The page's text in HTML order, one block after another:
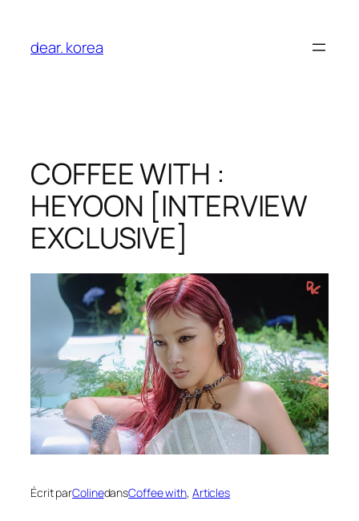
contenu
dear. korea
COFFEE WITH :
HEYOON [INTERVIEW
EXCLUSIVE]
Écrit parColinedansCoffee with, Articles